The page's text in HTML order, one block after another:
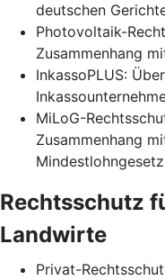
deutschen
Photovoltaik-
Zusammenhang
InkassoPLUS:
MiLoG-
Zusammenhang
Rechtsschutz
Landwirte
Privat-